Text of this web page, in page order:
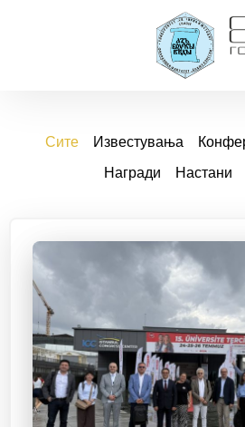
Известувања
Награди
Настани
Сите